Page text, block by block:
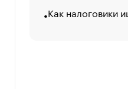
Как налоговики